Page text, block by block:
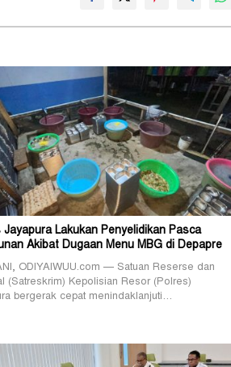
Jayapura Lakukan Penyelidikan Pasca
Akibat Dugaan Menu MBG di Depapre
ODIYAIWUU.com — Satuan Reserse dan
(Satreskrim) Kepolisian Resor (Polres)
bergerak cepat menindaklanjuti…